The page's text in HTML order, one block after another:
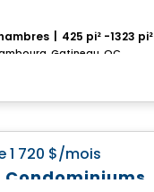
425 pi² -1323 pi²
Gatineau, QC
1 720 $/mois
Condominiums